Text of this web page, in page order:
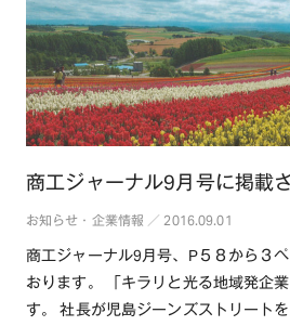
商工ジャーナル9月号に掲載
お知らせ・企業情報 ／ 2016.09.01
商工ジャーナル9月号、P５８から３
おります。 「キラリと光る地域発企
す。 社長が児島ジーンズストリート